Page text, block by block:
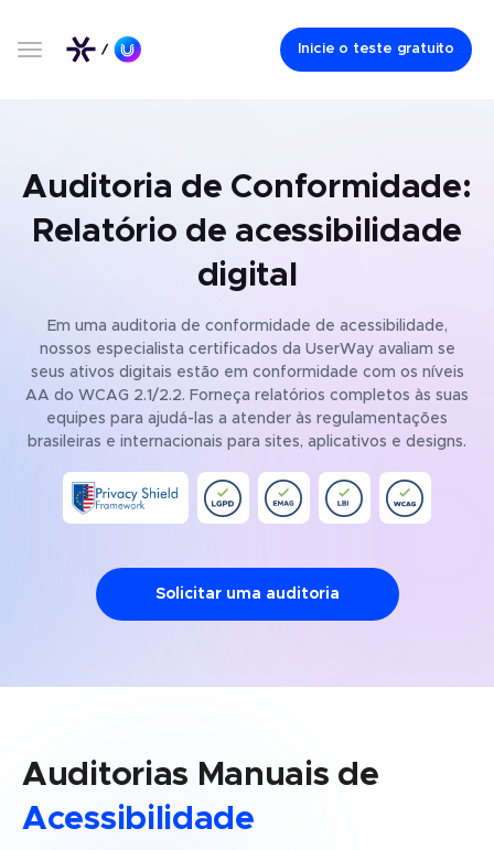
Inicie o teste gratuito
Auditoria de Conformidade:
Relatório de acessibilidade
digital
Em uma auditoria de conformidade de acessibilidade,
nossos especialista certificados da UserWay avaliam se
seus ativos digitais estão em conformidade com os níveis
AA do WCAG 2.1/2.2. Forneça relatórios completos às suas
equipes para ajudá-las a atender às regulamentações
brasileiras e internacionais para sites, aplicativos e designs.
Solicitar uma auditoria
Auditorias Manuais de
Acessibilidade